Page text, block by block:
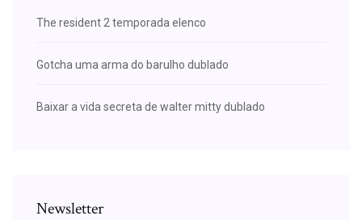
The resident 2 temporada elenco
Gotcha uma arma do barulho dublado
Baixar a vida secreta de walter mitty dublado
Newsletter